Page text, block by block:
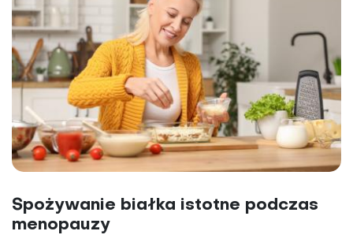
Spożywanie białka istotne podczas
menopauzy